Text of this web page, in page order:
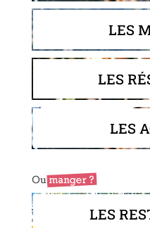
LES
LES
LES
LES